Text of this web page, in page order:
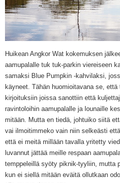
Huikean Angkor Wat kokemuksen
aamupalalle tuk tuk-parkin viereiseen
samaksi Blue Pumpkin -kahvilaksi,
käyneet. Tähän huomioitavana se,
kirjoituksiin joissa sanottiin että
ravintoloihin aamupalalle ja lounaille
mitään. Mutta en tiedä, johtuiko siitä
vai ilmoitimmeko vain niin selkeästi
että ei meitä millään tavalla yritetty
luvannut jättää meille respaan
temppeleillä syöty piknik-tyyliin, mutta
kun ei siellä mitään eväitä ollutkaan